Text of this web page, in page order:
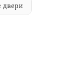
двери